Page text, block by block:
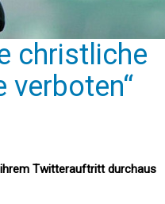
christliche
verboten“
Twitterauftritt durchaus